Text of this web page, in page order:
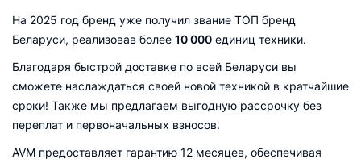
На 2025 год бренд уже получил звание ТОП бренд
Беларуси, реализовав более 10 000 единиц техники.
Благодаря быстрой доставке по всей Беларуси вы
сможете наслаждаться своей новой техникой в кратчайшие
сроки! Также мы предлагаем выгодную рассрочку без
переплат и первоначальных взносов.
AVM предоставляет гарантию 12 месяцев, обеспечивая